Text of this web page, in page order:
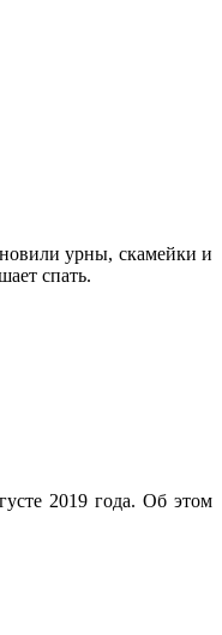
урны, скамейки и
спать.
2019 года. Об этом